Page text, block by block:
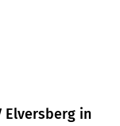
Elversberg in